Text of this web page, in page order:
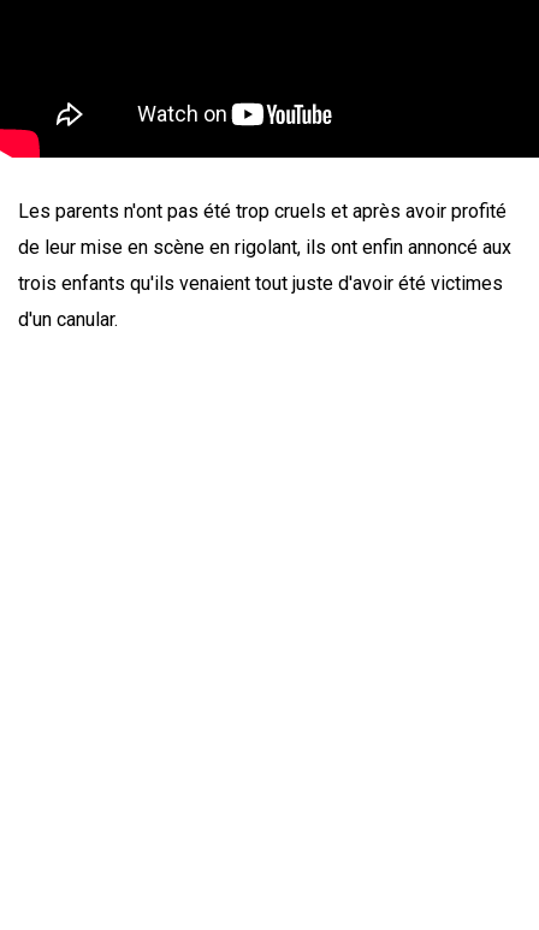
Les parents n'ont pas été trop cruels et après avoir profité
de leur mise en scène en rigolant, ils ont enfin annoncé aux
trois enfants qu'ils venaient tout juste d'avoir été victimes
d'un canular.